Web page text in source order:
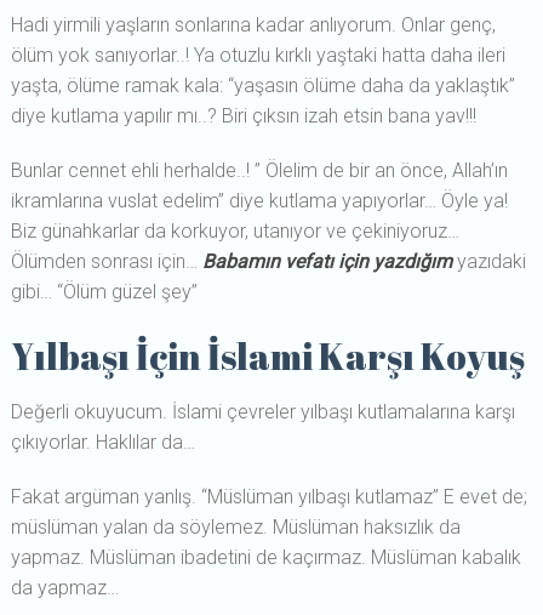
Hadi yirmili yaşların sonlarına kadar anlıyorum. Onlar genç,
ölüm yok sanıyorlar..! Ya otuzlu kırklı yaştaki hatta daha ileri
yaşta, ölüme ramak kala: “yaşasın ölüme daha da yaklaştık”
diye kutlama yapılır mı..? Biri çıksın izah etsin bana yav!!!
Bunlar cennet ehli herhalde..! ” Ölelim de bir an önce, Allah’ın
ikramlarına vuslat edelim” diye kutlama yapıyorlar… Öyle ya!
Biz günahkarlar da korkuyor, utanıyor ve çekiniyoruz…
Ölümden sonrası için… Babamın vefatı için yazdığımyazıdaki
gibi… “Ölüm güzel şey”
Yılbaşı İçin İslami Karşı Koyuş
Değerli okuyucum. İslami çevreler yılbaşı kutlamalarına karşı
çıkıyorlar. Haklılar da…
Fakat argüman yanlış. “Müslüman yılbaşı kutlamaz” E evet de;
müslüman yalan da söylemez. Müslüman haksızlık da
yapmaz. Müslüman ibadetini de kaçırmaz. Müslüman kabalık
da yapmaz…